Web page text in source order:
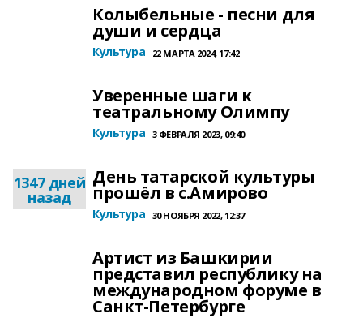
Колыбельные - песни для
души и сердца
Культура 22 МАРТА 2024, 17:42
Уверенные шаги к
театральному Олимпу
Культура 3 ФЕВРАЛЯ 2023, 09:40
1347 дней
назад
День татарской культуры
прошёл в с.Амирово
Культура 30 НОЯБРЯ 2022, 12:37
Артист из Башкирии
представил республику на
международном форуме в
Санкт-Петербурге